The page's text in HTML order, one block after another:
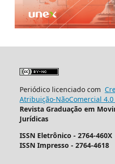
Periódico licenciado com
Atribuição-NãoComercial
Revista Graduação em
Jurídicas
ISSN Eletrônico - 2764-460X
ISSN Impresso - 2764-4618